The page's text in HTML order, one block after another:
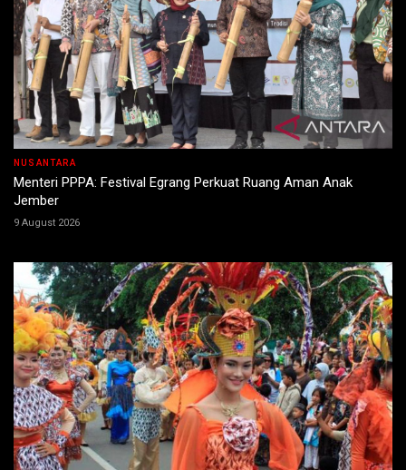
NUSANTARA
Menteri PPPA: Festival Egrang Perkuat Ruang Aman Anak
Jember
9 August 2026